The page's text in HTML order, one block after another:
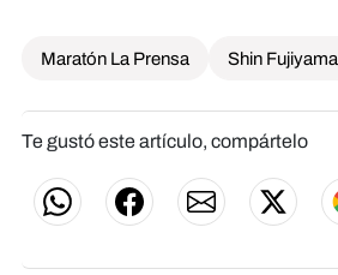
Maratón La Prensa Shin Fujiyama
Te gustó este artículo, compártelo